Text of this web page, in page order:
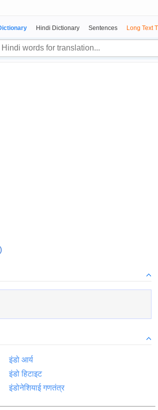
Hindi Dictionary Sentences Long Text
इंडो आर्य
इंडो हिटाइट
इंडोनेशियाई गणतंत्र